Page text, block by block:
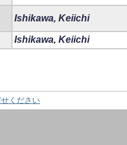
Ishikawa, Keiichi
Ishikawa, Keiichi
ください